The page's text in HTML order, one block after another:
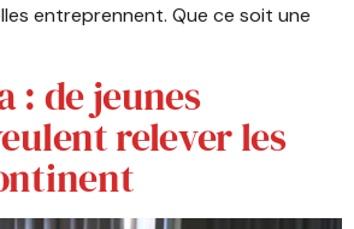
entreprennent. Que ce soit une
: de jeunes
relever les